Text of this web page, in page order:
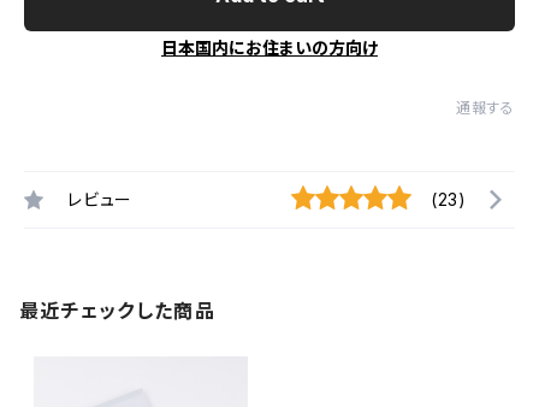
日本国内にお住まいの方向け
通報する
レビュー (23)
最近チェックした商品